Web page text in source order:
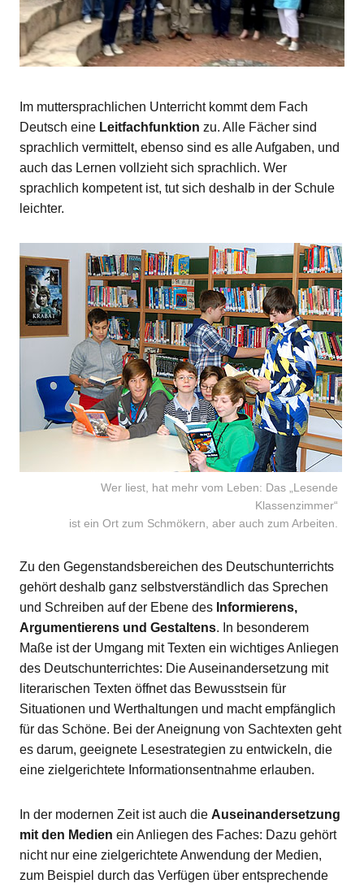
Im muttersprachlichen Unterricht kommt dem Fach
Deutsch eine Leitfachfunktion zu. Alle Fächer sind
sprachlich vermittelt, ebenso sind es alle Aufgaben, und
auch das Lernen vollzieht sich sprachlich. Wer
sprachlich kompetent ist, tut sich deshalb in der Schule
leichter.
Wer liest, hat mehr vom Leben: Das „Lesende
Klassenzimmer“
ist ein Ort zum Schmökern, aber auch zum Arbeiten.
Zu den Gegenstandsbereichen des Deutschunterrichts
gehört deshalb ganz selbstverständlich das Sprechen
und Schreiben auf der Ebene des Informierens,
Argumentierens und Gestaltens. In besonderem
Maße ist der Umgang mit Texten ein wichtiges Anliegen
des Deutschunterrichtes: Die Auseinandersetzung mit
literarischen Texten öffnet das Bewusstsein für
Situationen und Werthaltungen und macht empfänglich
für das Schöne. Bei der Aneignung von Sachtexten geht
es darum, geeignete Lesestrategien zu entwickeln, die
eine zielgerichtete Informationsentnahme erlauben.
In der modernen Zeit ist auch die Auseinandersetzung
mit den Medien ein Anliegen des Faches: Dazu gehört
nicht nur eine zielgerichtete Anwendung der Medien,
zum Beispiel durch das Verfügen über entsprechende